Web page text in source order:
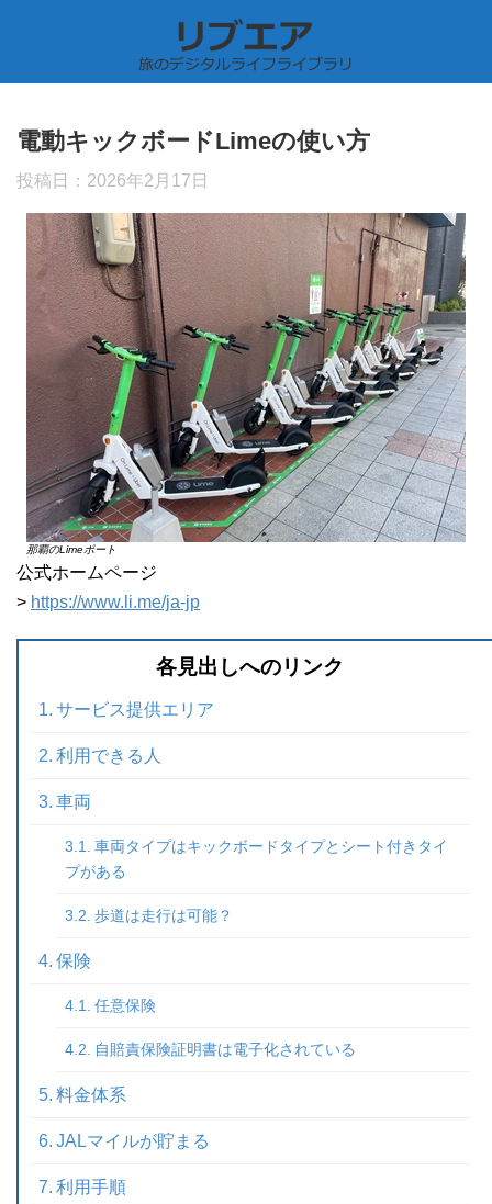
電動キックボードLimeの使い方
投稿日： 2026年2月17日
那覇のLimeポート
公式ホームページ
> https://www.li.me/ja-jp
各見出しへのリンク
サービス提供エリア
利用できる人
車両
車両タイプはキックボードタイプとシート付きタイ
プがある
歩道は走行は可能？
保険
任意保険
自賠責保険証明書は電子化されている
料金体系
JALマイルが貯まる
利用手順